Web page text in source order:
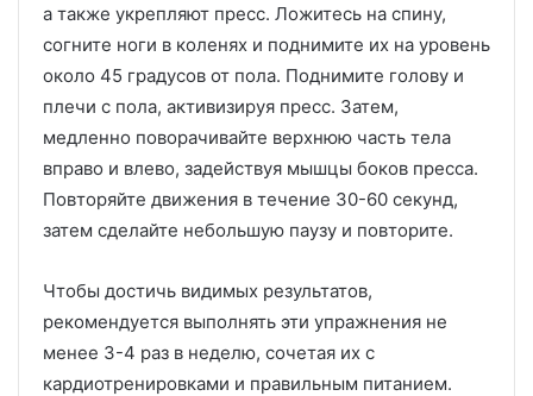
а также укрепляют пресс. Ложитесь на спину,
согните ноги в коленях и поднимите их на уровень
около 45 градусов от пола. Поднимите голову и
плечи с пола, активизируя пресс. Затем,
медленно поворачивайте верхнюю часть тела
вправо и влево, задействуя мышцы боков пресса.
Повторяйте движения в течение 30-60 секунд,
затем сделайте небольшую паузу и повторите.
Чтобы достичь видимых результатов,
рекомендуется выполнять эти упражнения не
менее 3-4 раз в неделю, сочетая их с
кардиотренировками и правильным питанием.